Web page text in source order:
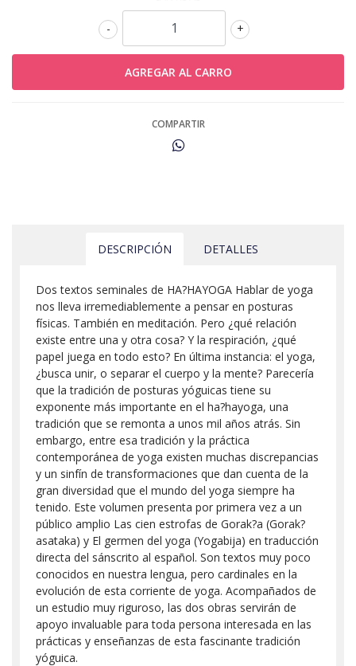
+
-
COMPARTIR
DESCRIPCIÓN DETALLES
Dos textos seminales de HA?HAYOGA Hablar de yoga
nos lleva irremediablemente a pensar en posturas
físicas. También en meditación. Pero ¿qué relación
existe entre una y otra cosa? Y la respiración, ¿qué
papel juega en todo esto? En última instancia: el yoga,
¿busca unir, o separar el cuerpo y la mente? Parecería
que la tradición de posturas yóguicas tiene su
exponente más importante en el ha?hayoga, una
tradición que se remonta a unos mil años atrás. Sin
embargo, entre esa tradición y la práctica
contemporánea de yoga existen muchas discrepancias
y un sinfín de transformaciones que dan cuenta de la
gran diversidad que el mundo del yoga siempre ha
tenido. Este volumen presenta por primera vez a un
público amplio Las cien estrofas de Gorak?a (Gorak?
asataka) y El germen del yoga (Yogabija) en traducción
directa del sánscrito al español. Son textos muy poco
conocidos en nuestra lengua, pero cardinales en la
evolución de esta corriente de yoga. Acompañados de
un estudio muy riguroso, las dos obras servirán de
apoyo invaluable para toda persona interesada en las
prácticas y enseñanzas de esta fascinante tradición
yóguica.